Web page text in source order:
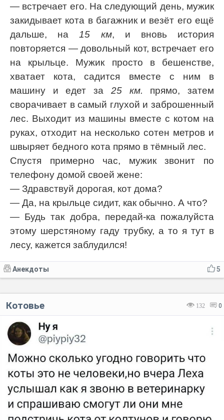
— встречает его. На следующий день, мужик
закидывает кота в багажник и везёт его ещё
дальше, на15 км, и вновь история
повторяется — довольный кот, встречает его
на крыльце. Мужик просто в бешенстве,
хватает кота, садится вместе с ним в
машину и едет за 25 км. прямо, затем
сворачивает в самый глухой и заброшенный
лес. Выходит из машины вместе с котом на
руках, отходит на несколько сотен метров и
швыряет бедного кота прямо в тёмный лес.
Спустя примерно час, мужик звонит по
телефону домой своей жене:
— Здравствуй дорогая, кот дома?
— Да, на крыльце сидит, как обычно. А что?
— Будь так добра, передай-ка пожалуйста
этому шерстяному гаду трубку, а то я тут в
лесу, кажется заблудился!
5
Анекдоты
132 0
Котовье